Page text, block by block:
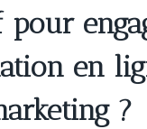
en
?